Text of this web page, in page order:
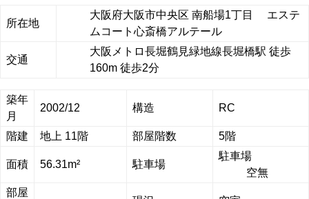
所在地
大阪府大阪市中央区 南船場1丁目 エステ
ムコート心斎橋アルテール
交通
大阪メトロ長堀鶴見緑地線長堀橋駅 徒歩
160m 徒歩2分
築年
月
2002/12 構造 RC
階建 地上 11階 部屋階数 5階
面積 56.31m² 駐車場
駐車場
空無
部屋